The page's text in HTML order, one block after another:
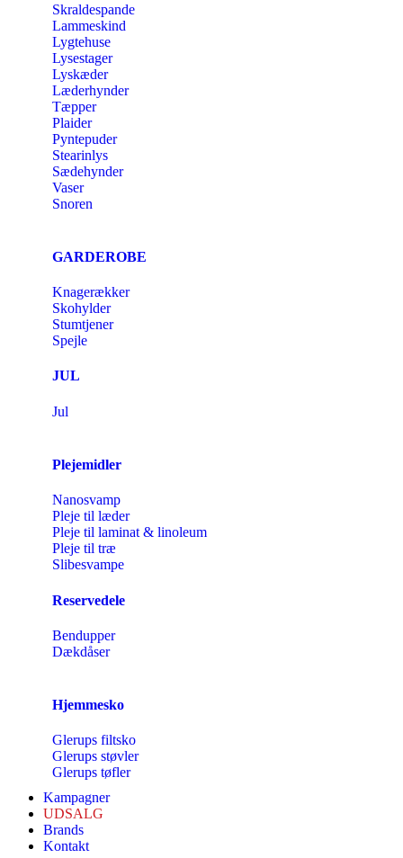
Skraldespande
Lammeskind
Lygtehuse
Lysestager
Lyskæder
Læderhynder
Tæpper
Plaider
Pyntepuder
Stearinlys
Sædehynder
Vaser
Snoren
GARDEROBE
Knagerækker
Skohylder
Stumtjener
Spejle
JUL
Jul
Plejemidler
Nanosvamp
Pleje til læder
Pleje til laminat & linoleum
Pleje til træ
Slibesvampe
Reservedele
Bendupper
Dækdåser
Hjemmesko
Glerups filtsko
Glerups støvler
Glerups tøfler
Kampagner
UDSALG
Brands
Kontakt